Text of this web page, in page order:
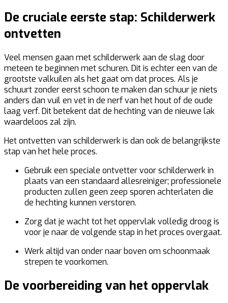
De cruciale eerste stap: Schilderwerk
ontvetten
Veel mensen gaan met schilderwerk aan de slag door
meteen te beginnen met schuren. Dit is echter een van de
grootste valkuilen als het gaat om dat proces. Als je
schuurt zonder eerst schoon te maken dan schuur je niets
anders dan vuil en vet in de nerf van het hout of de oude
laag verf. Dit betekent dat de hechting van de nieuwe lak
waardeloos zal zijn.
Het ontvetten van schilderwerk is dan ook de belangrijkste
stap van het hele proces.
Gebruik een speciale ontvetter voor schilderwerk in
plaats van een standaard allesreiniger; professionele
producten zullen geen zeep sporen achterlaten die
de hechting kunnen verstoren.
Zorg dat je wacht tot het oppervlak volledig droog is
voor je naar de volgende stap in het proces overgaat.
Werk altijd van onder naar boven om schoonmaak
strepen te voorkomen.
De voorbereiding van het oppervlak